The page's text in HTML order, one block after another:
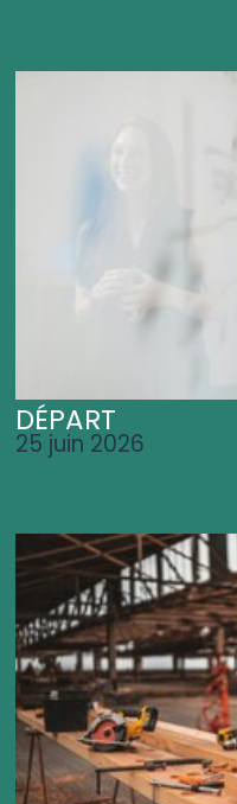
DÉPART
25 juin 2026